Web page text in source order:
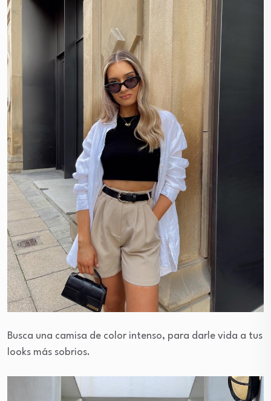
Busca una camisa de color intenso, para darle vida a tus
looks más sobrios.